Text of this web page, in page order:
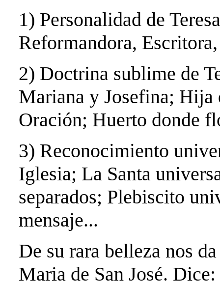
1) Personalidad de
Reformandora,
2) Doctrina sublime de
Mariana y Josefina; Hija
Oración; Huerto donde
3) Reconocimiento
Iglesia; La Santa
separados; Plebiscito
mensaje...
De su rara belleza nos
Maria de San José.